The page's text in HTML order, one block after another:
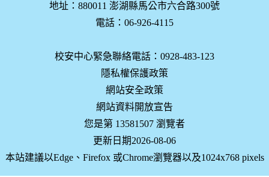
地址：880011 澎湖縣馬公市六合路300號
電話：06-926-4115
校安中心緊急聯絡電話：0928-483-123
隱私權保護政策
網站安全政策
網站資料開放宣告
您是第 13581507 瀏覽者
更新日期2026-08-06
本站建議以Edge、Firefox 或Chrome瀏覽器以及1024x768 pixels